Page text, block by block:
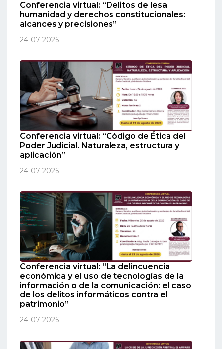
Conferencia virtual: “Delitos de lesa
humanidad y derechos constitucionales:
alcances y precisiones”
24-07-2026
Conferencia virtual: “Código de Ética del
Poder Judicial. Naturaleza, estructura y
aplicación”
24-07-2026
Conferencia virtual: “La delincuencia
económica y el uso de tecnologías de la
información o de la comunicación: el caso
de los delitos informáticos contra el
patrimonio”
24-07-2026